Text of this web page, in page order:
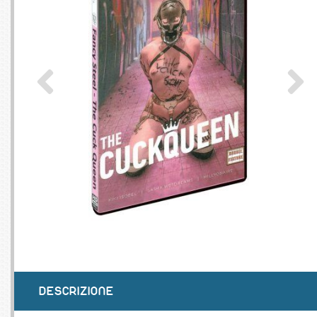
SERVEURS
BAGAGERIE
DESCRIZIONE